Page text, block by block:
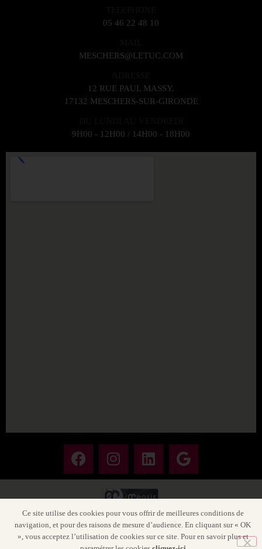
05 46 22 48 10
MESCHERS@LETUC.COM
12 RUE PAUL MASSY.
17132 MESCHERS-SUR-GIRONDE
9H00 - 12H00 / 14H00 - 18H00
Nos honoraires Informations & tendances
Plan Du Site
Mentions légales & Politique de Confidentialité
Ce site utilise des cookies pour vous offrir de meilleures conditions de
navigation, et pour des raisons de mesure d’audience. En cliquant sur « OK
», vous acceptez l’utilisation de cookies sur ce site. Pour en savoir plus et